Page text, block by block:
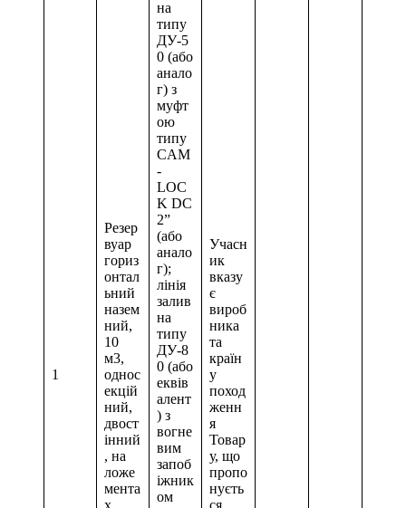
1
Резер
вуар
гориз
онтал
ьний
назем
ний,
10
м3,
однос
екцій
ний,
двост
інний
, на
ложе
мента
х,
на
типу
ДУ-5
0 (або
анало
г) з
муфт
ою
типу
CAM
-
LOC
K DC
2”
(або
анало
г);
лінія
залив
на
типу
ДУ-8
0 (або
еквів
алент
) з
вогне
вим
запоб
іжник
ом
Учасн
ик
вказу
є
вироб
ника
та
країн
у
поход
женн
я
Товар
у, що
пропо
нуєть
ся